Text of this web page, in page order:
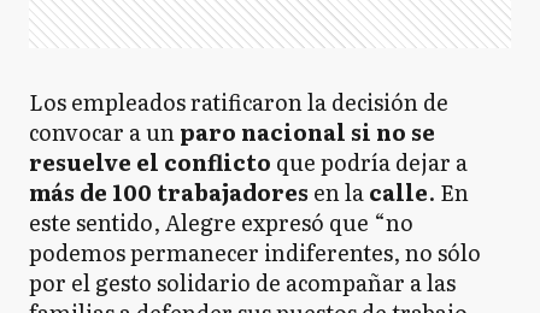
Los empleados ratificaron la decisión de
convocar a unparo nacional si no se
resuelve el conflicto que podría dejar a
más de 100 trabajadores en lacalle. En
este sentido, Alegre expresó que “no
podemos permanecer indiferentes, no sólo
por el gesto solidario de acompañar a las